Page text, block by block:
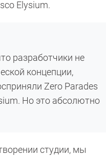
Elysium.
разработчики не
концепции,
Zero Parades
Но это абсолютно
студии, мы